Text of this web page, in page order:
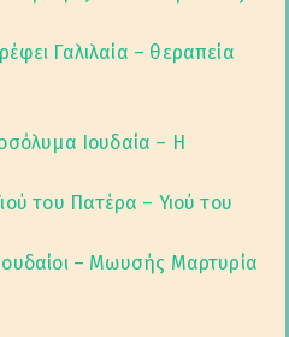
Γαλιλαία – θεραπεία
Ιουδαία – Η
του Πατέρα – Υιού του
– Μωυσής Μαρτυρία